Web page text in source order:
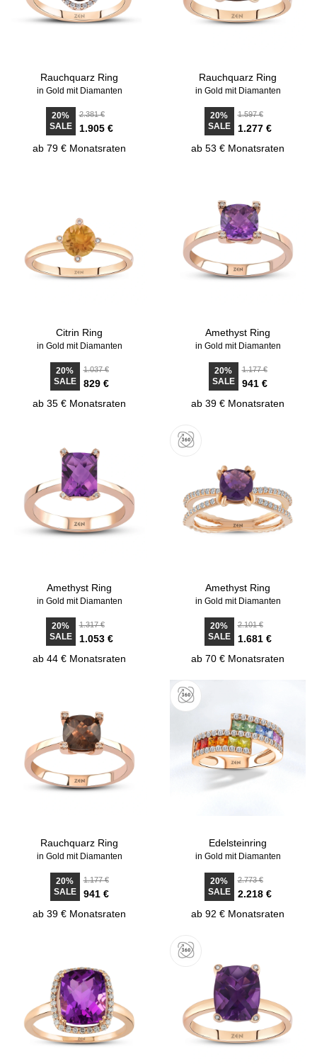
Rauchquarz Ring
in Gold mit Diamanten
20%
SALE
2.381 €
1.905 €
ab 79 € Monatsraten
Rauchquarz Ring
in Gold mit Diamanten
20%
SALE
1.597 €
1.277 €
ab 53 € Monatsraten
Citrin Ring
in Gold mit Diamanten
20%
SALE
1.037 €
829 €
ab 35 € Monatsraten
Amethyst Ring
in Gold mit Diamanten
20%
SALE
1.177 €
941 €
ab 39 € Monatsraten
Amethyst Ring
in Gold mit Diamanten
20%
SALE
1.317 €
1.053 €
ab 44 € Monatsraten
Amethyst Ring
in Gold mit Diamanten
20%
SALE
2.101 €
1.681 €
ab 70 € Monatsraten
Rauchquarz Ring
in Gold mit Diamanten
20%
SALE
1.177 €
941 €
ab 39 € Monatsraten
Edelsteinring
in Gold mit Diamanten
20%
SALE
2.773 €
2.218 €
ab 92 € Monatsraten